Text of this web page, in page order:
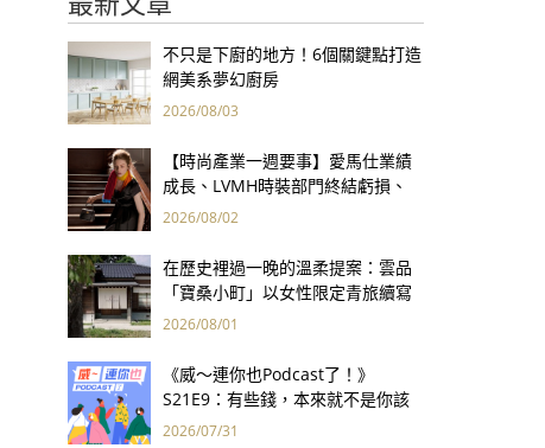
不只是下廚的地方！6個關鍵點打造
網美系夢幻廚房
2026/08/03
【時尚產業一週要事】愛馬仕業績
成長、LVMH時裝部門終結虧損、
Kering轉型策略初現成效、Prada
2026/08/02
在歷史裡過一晚的溫柔提案：雲品
「寶桑小町」以女性限定青旅續寫
台東老屋記憶
2026/08/01
《威～連你也Podcast了！》
S21E9：有些錢，本來就不是你該
賺的——讀《一個投機者的告白》
2026/07/31